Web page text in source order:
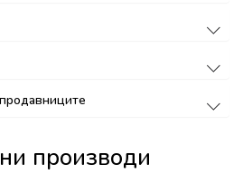
производи